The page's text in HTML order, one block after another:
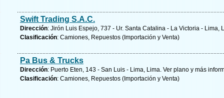
Swift Trading S.A.C.
Dirección: Jirón Luis Espejo, 737 - Ur. Santa Catalina - La Victoria - Lima,
Clasificación: Camiones, Repuestos (Importación y Venta)
Pa Bus & Trucks
Dirección: Puerto Eten, 143 - San Luis - Lima, Lima. Ver plano y más
Clasificación: Camiones, Repuestos (Importación y Venta)